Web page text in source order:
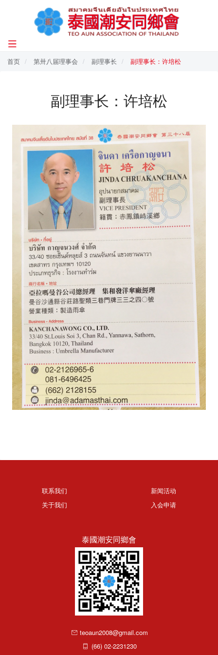
首页 第卅八届理事会 副理事长 副理事长：许培松
副理事长：许培松
联系我们
关于我们
新闻活动
入会申请
泰國潮安同鄉會
teoaun2008@gmail.com
(66) 02-2231230